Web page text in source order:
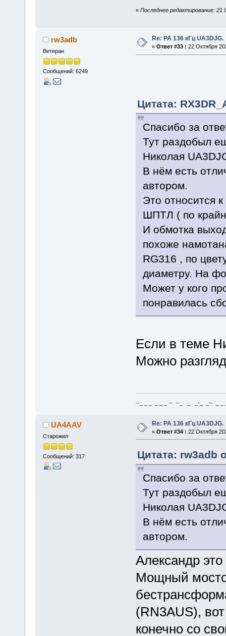
« Последнее редактирование: 21
rw3adb
Ветеран
Сообщений: 6249
Re: РА 136 кГц UA3DJG.
« Ответ #33 : 22 Октября
Цитата:
Спасибо за
Тут раздобыл
Николая
В нём есть
автором.
Это относится
ШПТЛ ( по
И обмотка
похоже
RG316 , по
диаметру. На
Может у кого
понравилась
Если в теме
Можно
--_ _ _ _ _ _ -- --_ _ _-_ _-- _ _
UA4AAV
Старожил
Сообщений: 317
Re: РА 136 кГц UA3DJG.
« Ответ #34 : 22 Октября
Цитата: rw3adb
Спасибо за
Тут раздобыл
Николая
В нём есть
автором.
Александр
Мощный
(RN3AUS),
конечно со